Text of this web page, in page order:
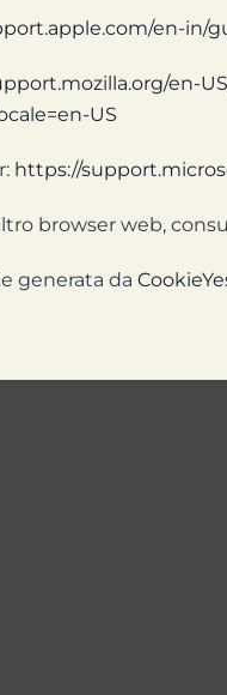
en-in/
en-
US
https://
browser web,
generata da